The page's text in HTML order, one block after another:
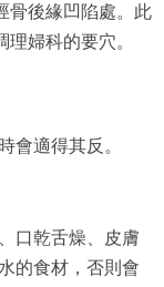
骨後緣凹陷處。此
婦科的要穴。
會適得其反。
口乾舌燥、皮膚
的食材，否則會